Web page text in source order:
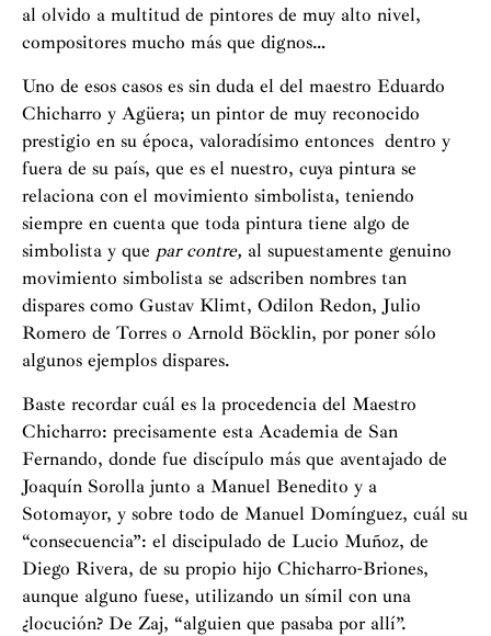
al olvido a multitud de pintores de muy alto nivel,
compositores mucho más que dignos…
Uno de esos casos es sin duda el del maestro Eduardo
Chicharro y Agüera; un pintor de muy reconocido
prestigio en su época, valoradísimo entonces dentro y
fuera de su país, que es el nuestro, cuya pintura se
relaciona con el movimiento simbolista, teniendo
siempre en cuenta que toda pintura tiene algo de
simbolista y que par contre, al supuestamente genuino
movimiento simbolista se adscriben nombres tan
dispares como Gustav Klimt, Odilon Redon, Julio
Romero de Torres o Arnold Böcklin, por poner sólo
algunos ejemplos dispares.
Baste recordar cuál es la procedencia del Maestro
Chicharro: precisamente esta Academia de San
Fernando, donde fue discípulo más que aventajado de
Joaquín Sorolla junto a Manuel Benedito y a
Sotomayor, y sobre todo de Manuel Domínguez, cuál su
“consecuencia”: el discipulado de Lucio Muñoz, de
Diego Rivera, de su propio hijo Chicharro-Briones,
aunque alguno fuese, utilizando un símil con una
¿locución? De Zaj, “alguien que pasaba por allí”.